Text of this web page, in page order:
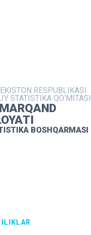
RESPUBLIKASI
STATISTIKA QO‘MITASI
BOSHQARMASI
MATBUOT XIZMATI
MUROJAATLAR
KONTAKTLAR